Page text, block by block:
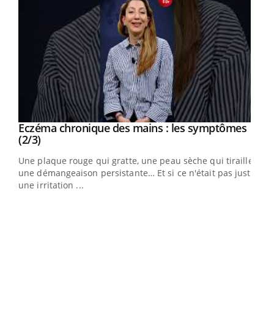
Youtube
Eczéma chronique des mains : les symptômes
(2/3)Youtube
Une plaque rouge qui gratte, une peau sèche qui tiraille,
une démangeaison persistante… Et si ce n'était pas juste
une irritation ...